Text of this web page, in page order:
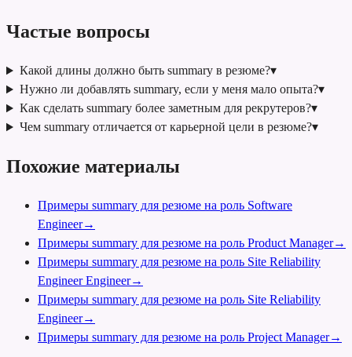
Частые вопросы
Какой длины должно быть summary в резюме?▾
Нужно ли добавлять summary, если у меня мало опыта?▾
Как сделать summary более заметным для рекрутеров?▾
Чем summary отличается от карьерной цели в резюме?▾
Похожие материалы
Примеры summary для резюме на роль Software
Engineer→
Примеры summary для резюме на роль Product Manager→
Примеры summary для резюме на роль Site Reliability
Engineer Engineer→
Примеры summary для резюме на роль Site Reliability
Engineer→
Примеры summary для резюме на роль Project Manager→